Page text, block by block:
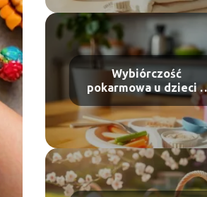
Wybiórczość
pokarmowa u dzieci –
przyczyny i jak pomóc?